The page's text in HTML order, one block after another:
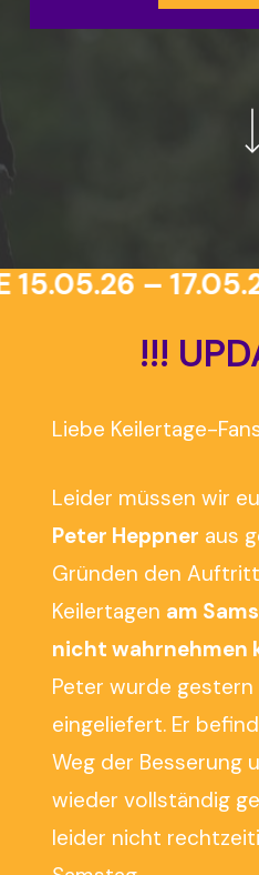
–
!!!
Liebe Keilertage-
Leider müssen wir
Peter Heppner aus
Gründen den
Keilertagen am
nicht wahrnehmen
Peter wurde gestern
eingeliefert. Er
Weg der Besserung
wieder vollständig
leider nicht